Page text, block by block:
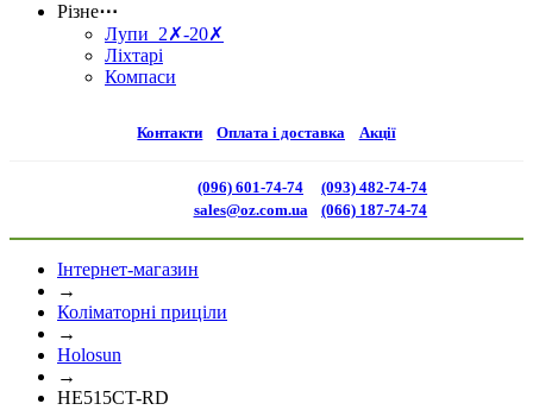
Різне⋯
Лупи 2✗-20✗
Ліхтарі
Компаси
Контакти Оплата і доставка Акції
(096) 601-74-74
sales@oz.com.ua
(093) 482-74-74
(066) 187-74-74
Інтернет-магазин
→
Коліматорні приціли
→
Holosun
→
HE515CT-RD